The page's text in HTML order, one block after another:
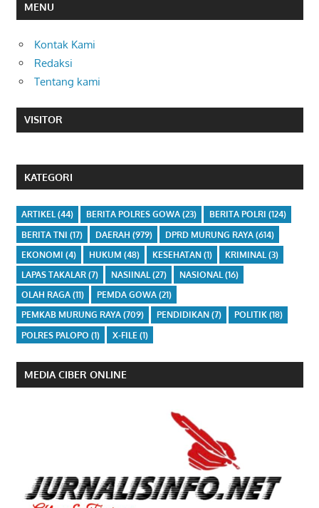
MENU
Kontak Kami
Redaksi
Tentang kami
VISITOR
KATEGORI
ARTIKEL(44) BERITA POLRES GOWA(23) BERITA POLRI (124)
BERITA TNI (17) DAERAH (979) DPRD MURUNG RAYA(614)
EKONOMI (4) HUKUM (48) KESEHATAN(1) KRIMINAL (3)
LAPAS TAKALAR(7) NASIINAL (27) NASIONAL (16)
OLAH RAGA(11) PEMDA GOWA(21)
PEMKAB MURUNG RAYA(709) PENDIDIKAN(7) POLITIK(18)
POLRES PALOPO (1) X-FILE (1)
MEDIA CIBER ONLINE